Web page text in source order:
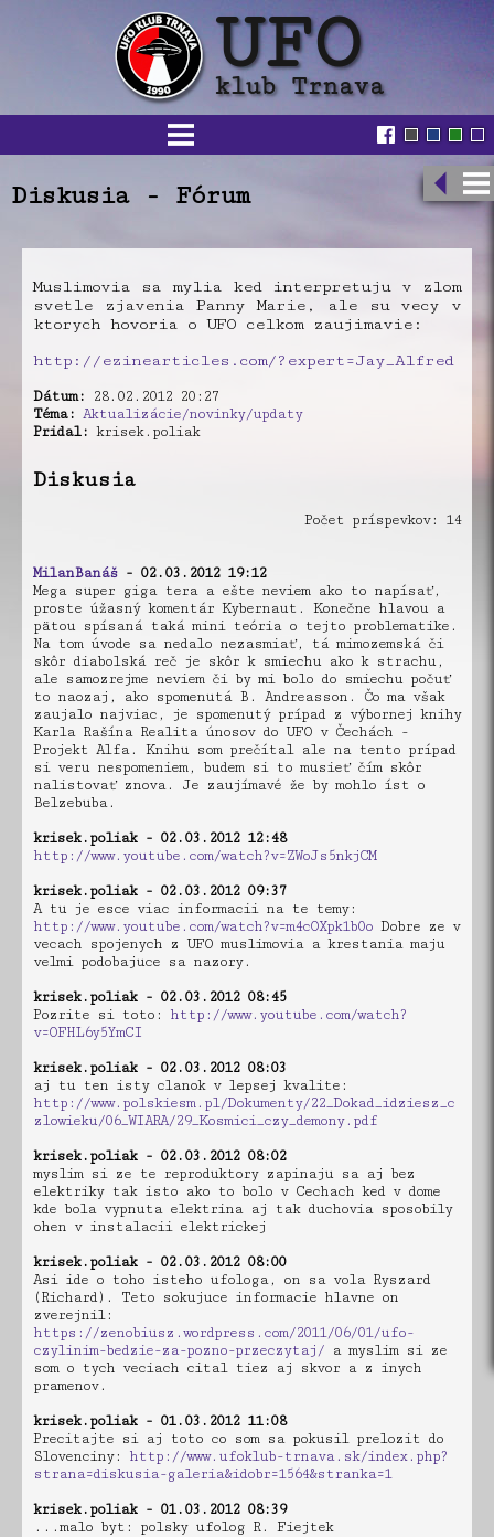
Diskusia - Fórum
Muslimovia sa mylia ked interpretuju v zlom
svetle zjavenia Panny Marie, ale su vecy v
ktorych hovoria o UFO celkom zaujimavie:
http://ezinearticles.com/?expert=Jay_Alfred
Dátum: 28.02.2012 20:27
Téma: Aktualizácie/novinky/updaty
Pridal: krisek.poliak
Diskusia
Počet príspevkov: 14
MilanBanáš- 02.03.2012 19:12
Mega super giga tera a ešte neviem ako to napísať,
proste úžasný komentár Kybernaut. Konečne hlavou a
pätou spísaná taká mini teória o tejto problematike.
Na tom úvode sa nedalo nezasmiať, tá mimozemská či
skôr diabolská reč je skôr k smiechu ako k strachu,
ale samozrejme neviem či by mi bolo do smiechu počuť
to naozaj, ako spomenutá B. Andreasson. Čo ma však
zaujalo najviac, je spomenutý prípad z výbornej knihy
Karla Rašína Realita únosov do UFO v Čechách -
Projekt Alfa. Knihu som prečítal ale na tento prípad
si veru nespomeniem, budem si to musieť čím skôr
nalistovať znova. Je zaujímavé že by mohlo íst o
Belzebuba.
krisek.poliak - 02.03.2012 12:48
http://www.youtube.com/watch?v=ZWoJs5nkjCM
krisek.poliak - 02.03.2012 09:37
A tu je esce viac informacii na te temy:
http://www.youtube.com/watch?v=m4cOXpk1b0o Dobre ze v
vecach spojenych z UFO muslimovia a krestania maju
velmi podobajuce sa nazory.
krisek.poliak - 02.03.2012 08:45
Pozrite si toto: http://www.youtube.com/watch?
v=OFHL6y5YmCI
krisek.poliak - 02.03.2012 08:03
aj tu ten isty clanok v lepsej kvalite:
http://www.polskiesm.pl/Dokumenty/22_Dokad_idziesz_c
zlowieku/06_WIARA/29_Kosmici_czy_demony.pdf
krisek.poliak - 02.03.2012 08:02
myslim si ze te reproduktory zapinaju sa aj bez
elektriky tak isto ako to bolo v Cechach ked v dome
kde bola vypnuta elektrina aj tak duchovia sposobily
ohen v instalacii elektrickej
krisek.poliak - 02.03.2012 08:00
Asi ide o toho isteho ufologa, on sa vola Ryszard
(Richard). Teto sokujuce informacie hlavne on
zverejnil:
https://zenobiusz.wordpress.com/2011/06/01/ufo-
czylinim-bedzie-za-pozno-przeczytaj/ a myslim si ze
som o tych veciach cital tiez aj skvor a z inych
pramenov.
krisek.poliak - 01.03.2012 11:08
Precitajte si aj toto co som sa pokusil prelozit do
Slovenciny: http://www.ufoklub-trnava.sk/index.php?
strana=diskusia-galeria&idobr=1564&stranka=1
krisek.poliak - 01.03.2012 08:39
...malo byt: polsky ufolog R. Fiejtek